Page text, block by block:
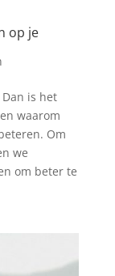
op je
is het
waarom
Om
we
om beter te